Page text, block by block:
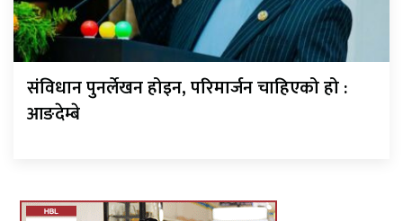
संविधान पुनर्लेखन होइन, परिमार्जन चाहिएको हो :
आङदेम्बे